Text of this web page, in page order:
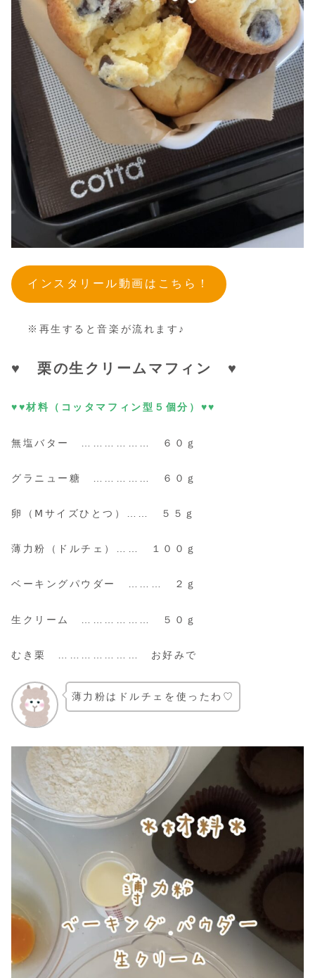
インスタリール動画はこちら！
※再生すると音楽が流れます♪
♥ 栗の生クリームマフィン ♥
♥♥材料（コッタマフィン型５個分）♥♥
無塩バター ……………… ６０ｇ
グラニュー糖 …………… ６０ｇ
卵（Ⅿサイズひとつ）…… ５５ｇ
薄力粉（ドルチェ）…… １００ｇ
ベーキングパウダー ……… ２ｇ
生クリーム ……………… ５０ｇ
むき栗 ………………… お好みで
薄力粉はドルチェを使ったわ♡